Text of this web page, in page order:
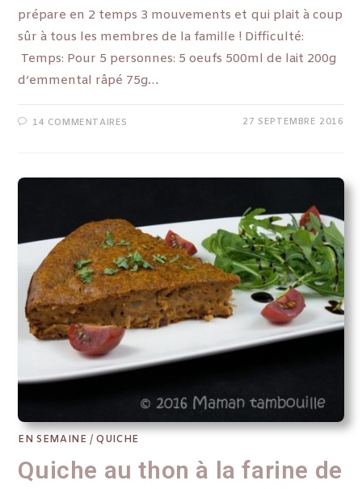
prépare en 2 temps 3 mouvements et qui plait à coup
sûr à tous les membres de la famille ! Difficulté:
Temps: Pour 5 personnes: 5 oeufs 500ml de lait 200g
d’emmental râpé 75g…
14 COMMENTAIRES 27 SEPTEMBRE 2016
EN SEMAINE /QUICHE
Quiche au thon à la farine de